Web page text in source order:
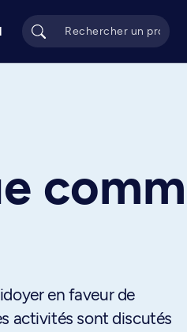
en faveur de
activités sont discutés